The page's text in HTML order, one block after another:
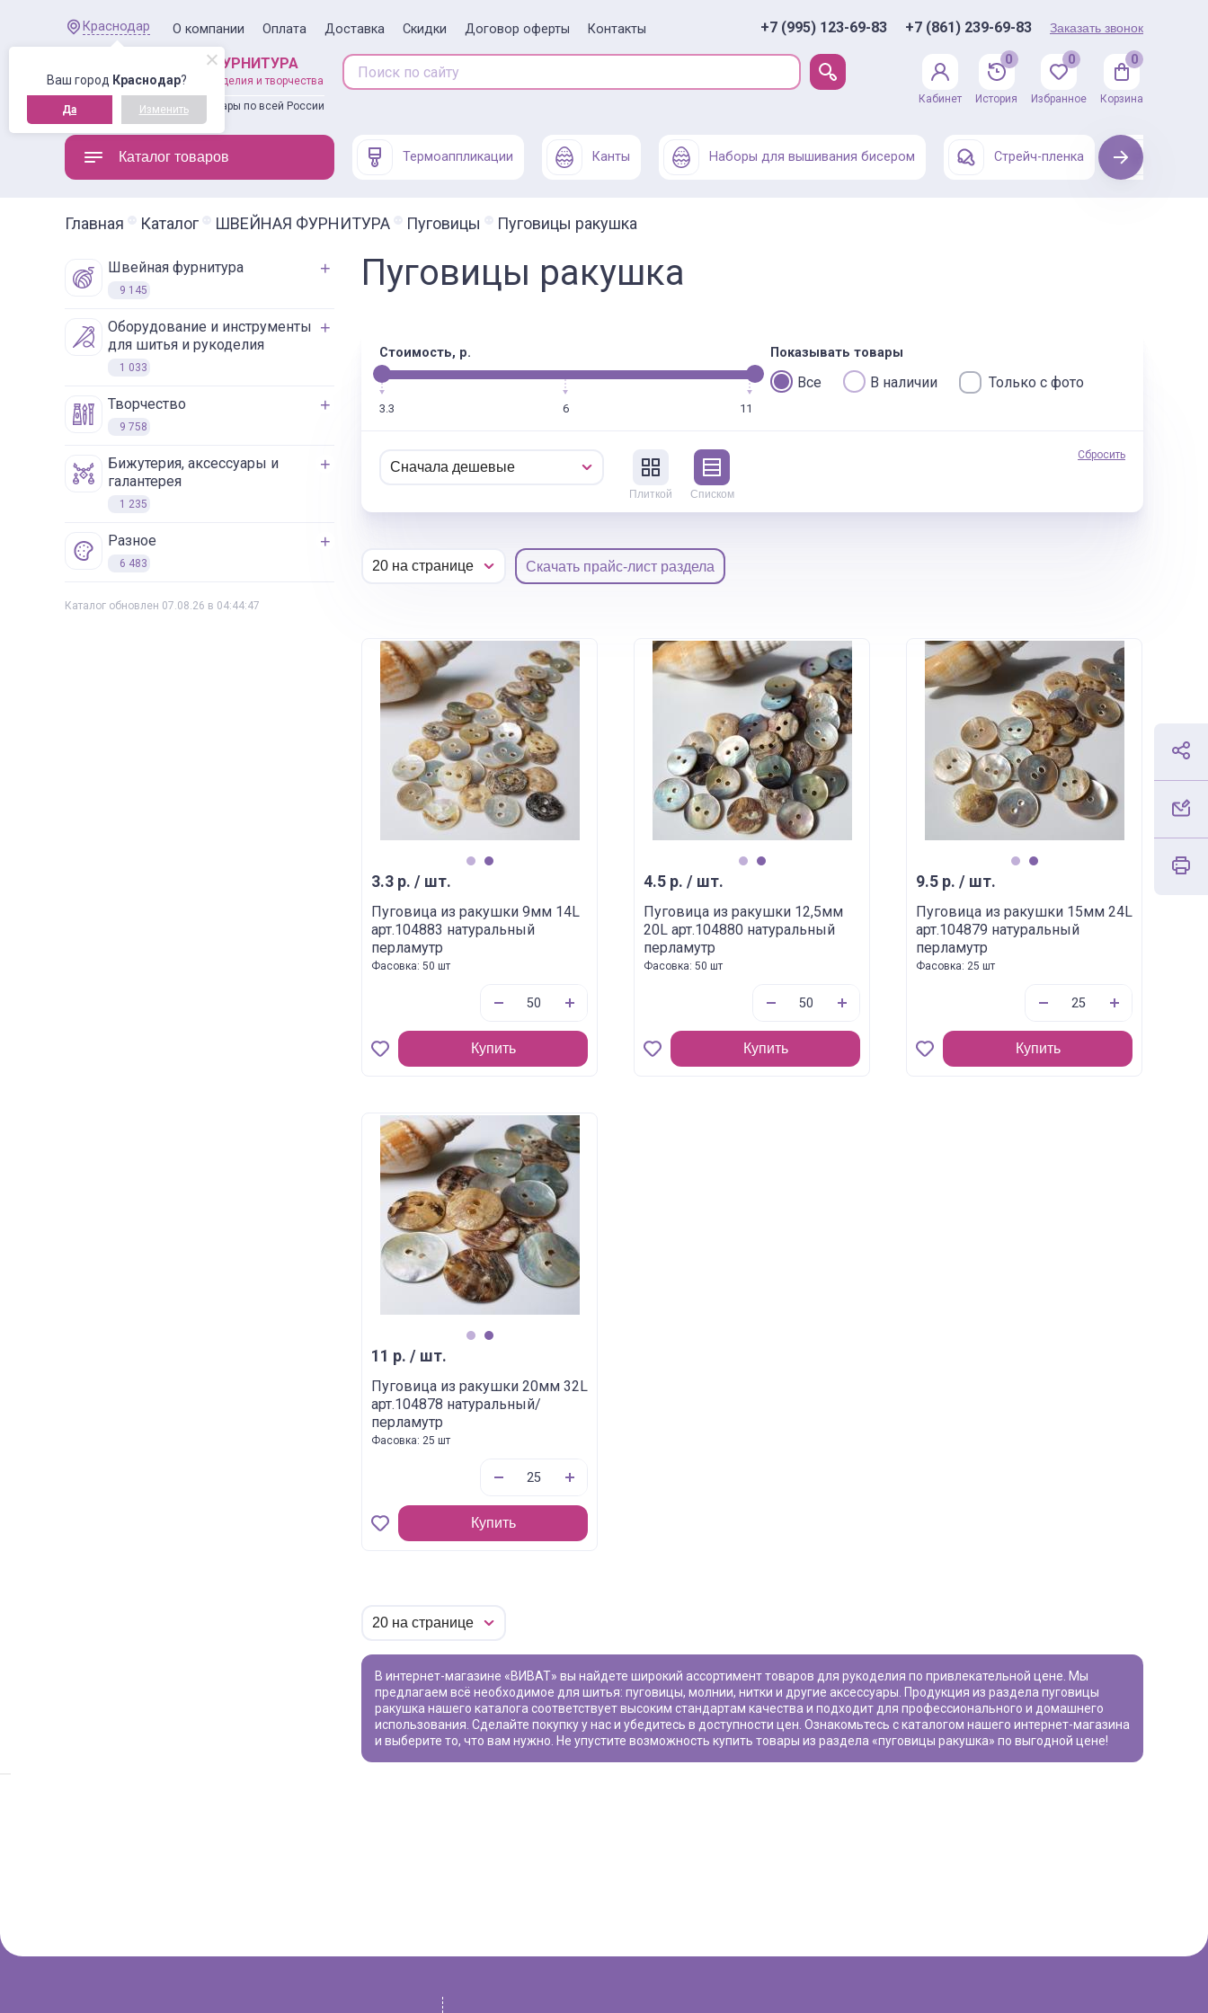
Ваш город Краснодар?
Да Изменить
Краснодар О компании Оплата Доставка Скидки Договор оферты Контакты +7 (995) 123-69-83 +7 (861) 239-69-83 Заказать звонок
ШВЕЙНАЯ ФУРНИТУРА
товары для рукоделия и творчества
Доставляем товары по всей России
Кабинет
0
История
0
Избранное
0
Корзина
Каталог товаров Термоаппликации Канты Наборы для вышивания бисером Стрейч-пленка Next
Главная Каталог ШВЕЙНАЯ ФУРНИТУРА Пуговицы Пуговицы ракушка
швейная фурнитура
9 145
оборудование и инструменты
для шитья и рукоделия
1 033
творчество
9 758
бижутерия, аксессуары и
галантерея
1 235
разное
6 483
Каталог обновлен 07.08.26 в 04:44:47
Пуговицы ракушка
Стоимость, р.
3.3 6 11
Показывать товары
Все В наличии Только с фото
Плиткой Списком
Сбросить
Скачать прайс-лист раздела
3.3 р. / шт.
Пуговица из ракушки 9мм 14L
арт.104883 натуральный
перламутр
Фасовка: 50 шт
Купить
4.5 р. / шт.
Пуговица из ракушки 12,5мм
20L арт.104880 натуральный
перламутр
Фасовка: 50 шт
Купить
9.5 р. / шт.
Пуговица из ракушки 15мм 24L
арт.104879 натуральный
перламутр
Фасовка: 25 шт
Купить
11 р. / шт.
Пуговица из ракушки 20мм 32L
арт.104878 натуральный/
перламутр
Фасовка: 25 шт
Купить
В интернет-магазине «ВИВАТ» вы найдете широкий ассортимент товаров для рукоделия по привлекательной цене. Мы
предлагаем всё необходимое для шитья: пуговицы, молнии, нитки и другие аксессуары. Продукция из раздела пуговицы
ракушка нашего каталога соответствует высоким стандартам качества и подходит для профессионального и домашнего
использования. Сделайте покупку у нас и убедитесь в доступности цен. Ознакомьтесь с каталогом нашего интернет-магазина
и выберите то, что вам нужно. Не упустите возможность купить товары из раздела «пуговицы ракушка» по выгодной цене!